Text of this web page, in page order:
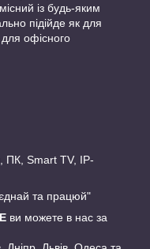
із будь-яким
підійде як для
для офісного
ПК, Smart TV, IP-
та працюй"
ви можете в нас за